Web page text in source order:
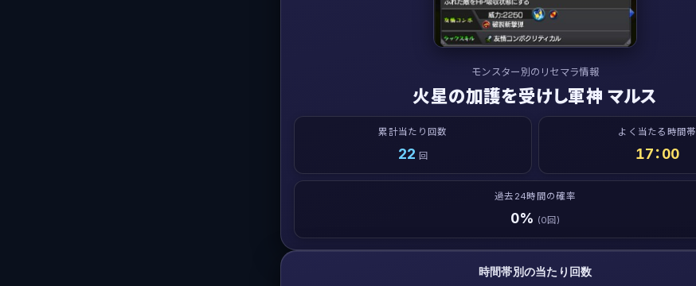
モンスター別のリセマラ情報
火星の加護を受けし軍神 マルス
累計当たり回数
22 回
よく当たる時間帯
17：00
過去24時間の確率
0% (0回)
時間帯別の当たり回数